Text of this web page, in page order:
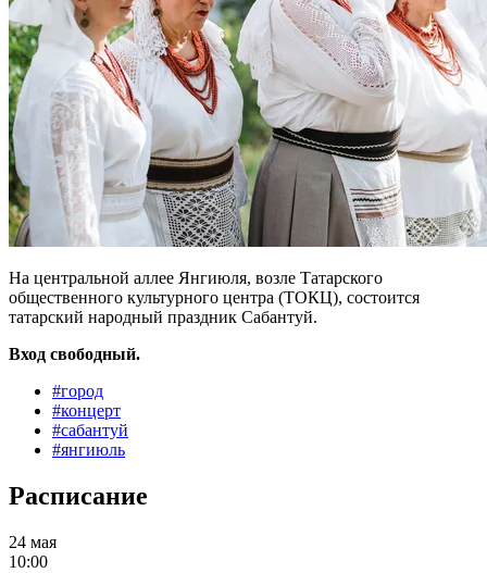
На центральной аллее Янгиюля, возле Татарского
общественного культурного центра (ТОКЦ), состоится
татарский народный праздник Сабантуй.
Вход свободный.
#город
#концерт
#сабантуй
#янгиюль
Расписание
24 мая
10:00